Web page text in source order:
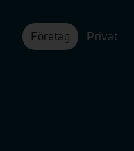
Företag Privat